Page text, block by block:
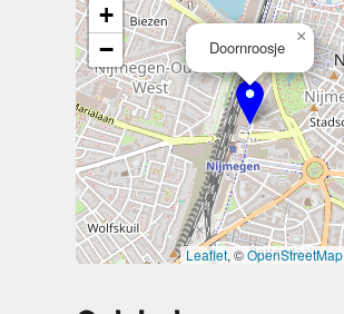
Doornroosje
×
+
−
Leaflet, ©OpenStreetMap